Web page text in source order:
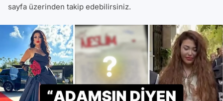
sayfa üzerinden takip edebilirsiniz.